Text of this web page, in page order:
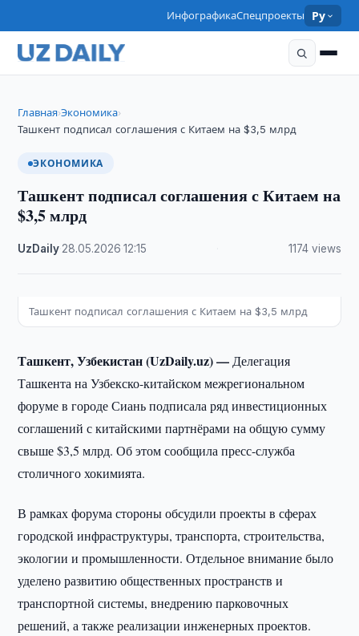
ИнфографикаСпецпроекты Ру
Главная›Экономика›
Ташкент подписал соглашения с Китаем на $3,5 млрд
ЭКОНОМИКА
Ташкент подписал соглашения с Китаем на
$3,5 млрд
UzDaily 28.05.2026 ·12:15 1174 views
Ташкент подписал соглашения с Китаем на $3,5 млрд
Ташкент, Узбекистан (UzDaily.uz) —Делегация
Ташкента на Узбекско-китайском межрегиональном
форуме в городе Сиань подписала ряд инвестиционных
соглашений с китайскими партнёрами на общую сумму
свыше $3,5 млрд. Об этом сообщила пресс-служба
столичного хокимията.
В рамках форума стороны обсудили проекты в сферах
городской инфраструктуры, транспорта, строительства,
экологии и промышленности. Отдельное внимание было
уделено развитию общественных пространств и
транспортной системы, внедрению парковочных
решений, а также реализации инженерных проектов.